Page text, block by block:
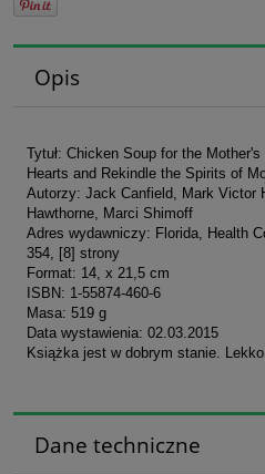
Opis
Tytuł: Chicken Soup for the
Hearts and Rekindle the Spirits of
Autorzy: Jack Canfield, Mark Victor
Hawthorne, Marci Shimoff
Adres wydawniczy: Florida, Health
354, [8] strony
Format: 14, x 21,5 cm
ISBN: 1-55874-460-6
Masa: 519 g
Data wystawienia: 02.03.2015
Książka jest w dobrym stanie. Lekko
Dane techniczne